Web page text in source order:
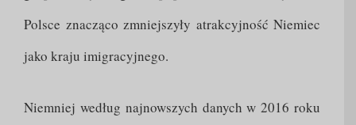
Polsce znacząco zmniejszyły atrakcyjność Niemiec
jako kraju imigracyjnego.
Niemniej według najnowszych danych w 2016 roku